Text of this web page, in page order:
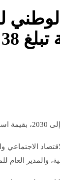
الاجتماعي
والمدير